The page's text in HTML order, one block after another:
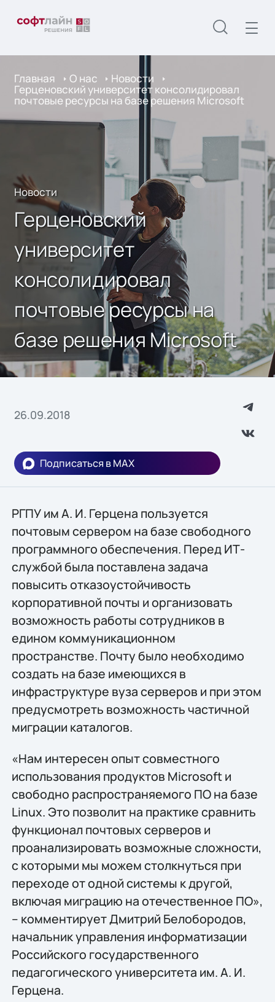
Главная О нас Новости
Герценовский университет консолидировал
почтовые ресурсы на базе решения Microsoft
Новости
Герценовский
университет
консолидировал
почтовые ресурсы на
базе решения Microsoft
26.09.2018
Подписаться в MAX
РГПУ им А. И. Герцена пользуется
почтовым сервером на базе свободного
программного обеспечения. Перед ИТ-
службой была поставлена задача
повысить отказоустойчивость
корпоративной почты и организовать
возможность работы сотрудников в
едином коммуникационном
пространстве. Почту было необходимо
создать на базе имеющихся в
инфраструктуре вуза серверов и при этом
предусмотреть возможность частичной
миграции каталогов.
«Нам интересен опыт совместного
использования продуктов Microsoft и
свободно распространяемого ПО на базе
Linux. Это позволит на практике сравнить
функционал почтовых серверов и
проанализировать возможные сложности,
с которыми мы можем столкнуться при
переходе от одной системы к другой,
включая миграцию на отечественное ПО»,
– комментирует Дмитрий Белобородов,
начальник управления информатизации
Российского государственного
педагогического университета им. А. И.
Герцена.